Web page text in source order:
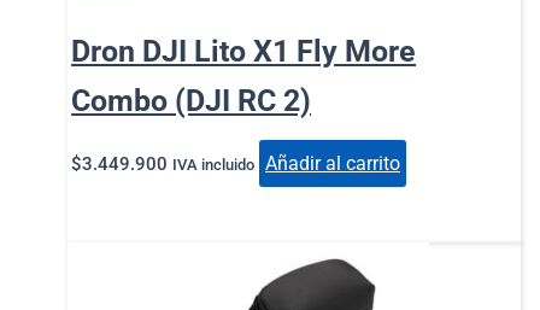
Dron DJI Lito X1 Fly More
Combo (DJI RC 2)
$3.449.900 IVA incluido Añadir al carrito